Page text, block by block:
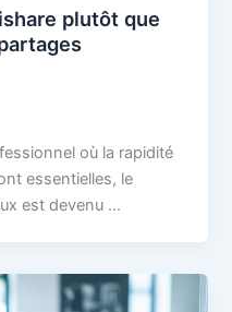
plutôt que
où la rapidité
essentielles, le
est devenu …